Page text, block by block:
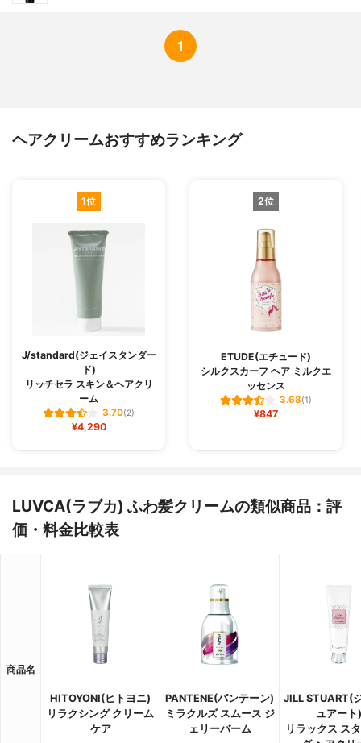
1
ヘアクリームおすすめランキング
1位
J/standard(ジェイスタンダー
ド)
リッチセラ スキン＆ヘアクリ
ーム
3.70(2)
¥4,290
2位
ETUDE(エチュード)
シルクスカーフ ヘア ミルクエ
ッセンス
3.68(1)
¥847
LUVCA(ラブカ) ふわ髪クリームの類似商品：評
価・料金比較表
商品名
HITOYONI(ヒトヨニ)
リラクシング クリーム
ケア
PANTENE(パンテーン)
ミラクルズ スムース ジ
ェリーバーム
JILL STUART(
ュアート)
リラックス ス